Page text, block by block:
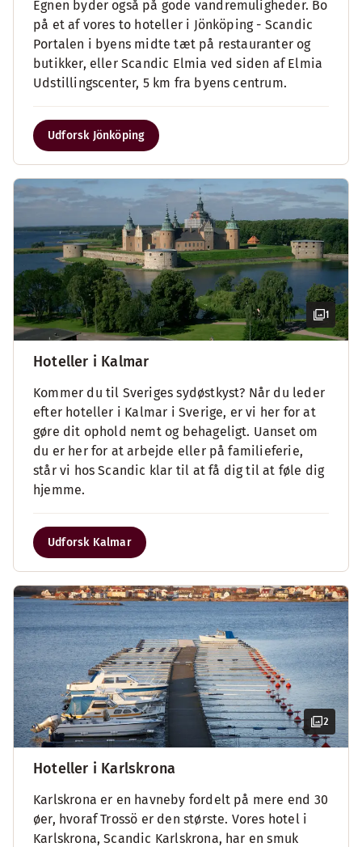
Egnen byder også på gode vandremuligheder. Bo
på et af vores to hoteller i Jönköping - Scandic
Portalen i byens midte tæt på restauranter og
butikker, eller Scandic Elmia ved siden af Elmia
Udstillingscenter, 5 km fra byens centrum.
Udforsk Jönköping
1
Hoteller i Kalmar
Kommer du til Sveriges sydøstkyst? Når du leder
efter hoteller i Kalmar i Sverige, er vi her for at
gøre dit ophold nemt og behageligt. Uanset om
du er her for at arbejde eller på familieferie,
står vi hos Scandic klar til at få dig til at føle dig
hjemme.
Udforsk Kalmar
2
Hoteller i Karlskrona
Karlskrona er en havneby fordelt på mere end 30
øer, hvoraf Trossö er den største. Vores hotel i
Karlskrona, Scandic Karlskrona, har en smuk